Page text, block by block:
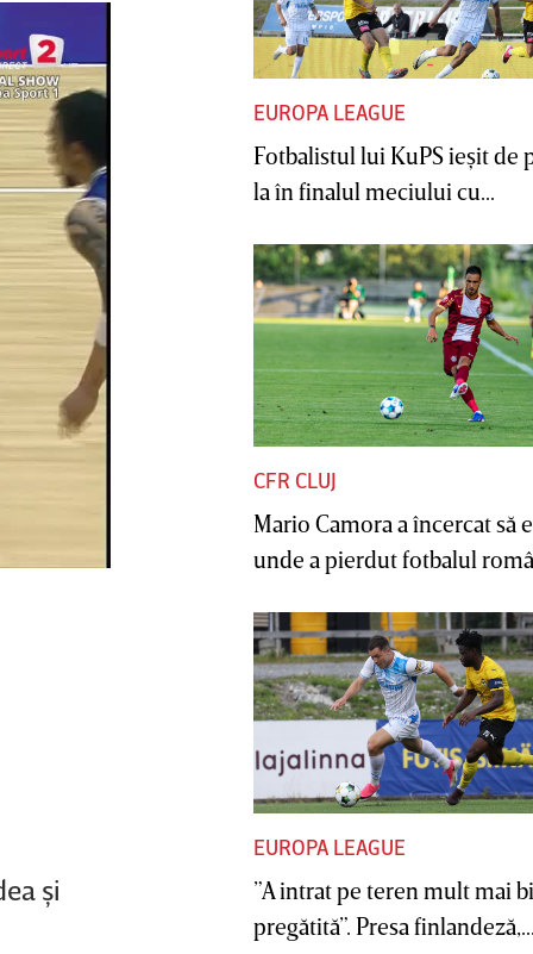
şi
EUROPA LEAGUE
Fotbalistul lui KuPS ieşit de
la în finalul meciului cu...
CFR CLUJ
Mario Camora a încercat să
unde a pierdut fotbalul
EUROPA LEAGUE
”A intrat pe teren mult mai
pregătită”. Presa